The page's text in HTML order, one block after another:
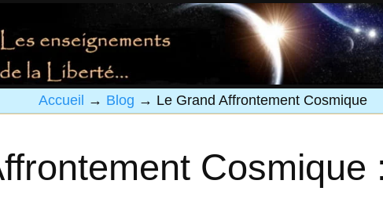
Accueil → Blog → Le Grand Affrontement Cosmique
Cosmique